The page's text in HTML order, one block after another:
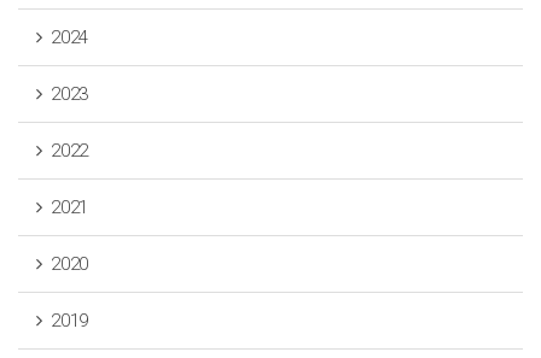
2024
2023
2022
2021
2020
2019